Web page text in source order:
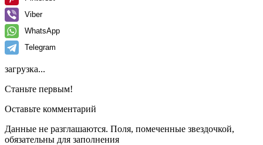
Viber
WhatsApp
Telegram
загрузка...
Станьте первым!
Оставьте комментарий
Данные не разглашаются. Поля, помеченные звездочкой,
обязательны для заполнения